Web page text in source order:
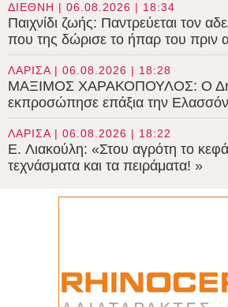
ΔΙΕΘΝΗ | 06.08.2026 | 18:34
Παιχνίδι ζωής: Παντρεύεται τον
που της δώρισε το ήπαρ του πριν
ΛΑΡΙΣΑ | 06.08.2026 | 18:28
ΜΑΞΙΜΟΣ ΧΑΡΑΚΟΠΟΥΛΟΣ: Ο
εκπροσώπησε επάξια την
ΛΑΡΙΣΑ | 06.08.2026 | 18:22
E. Λιακούλη: «Στου αγρότη το
τεχνάσματα και τα πειράματα! »